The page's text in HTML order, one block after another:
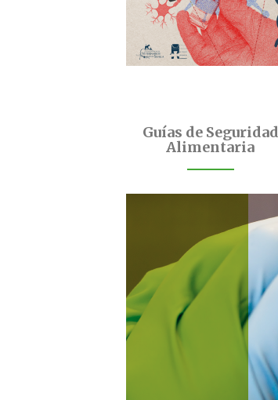
Guías de Seguridad
Alimentaria